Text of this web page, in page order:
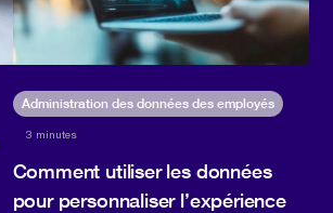
Administration des données des employés
3 minutes
Comment utiliser les données
pour personnaliser l’expérience